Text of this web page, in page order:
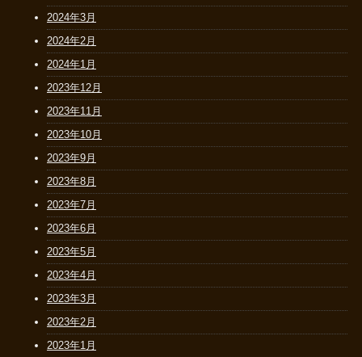
2024年3月
2024年2月
2024年1月
2023年12月
2023年11月
2023年10月
2023年9月
2023年8月
2023年7月
2023年6月
2023年5月
2023年4月
2023年3月
2023年2月
2023年1月